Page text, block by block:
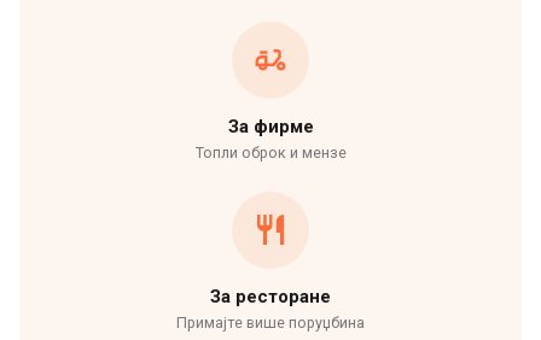
За фирме
Топли оброк и мензе
За ресторане
Примајте више поруџбина